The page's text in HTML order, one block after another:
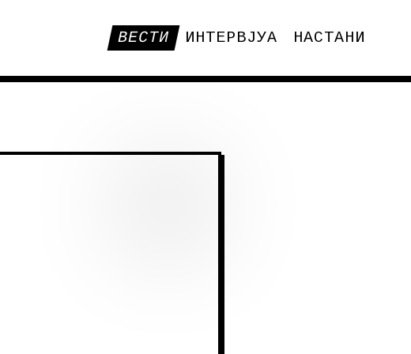
ВЕСТИ ИНТЕРВЈУА НАСТАНИ